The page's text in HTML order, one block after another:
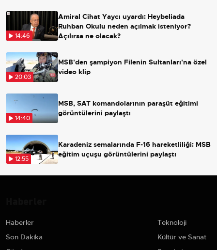
14:46
Amiral Cihat Yaycı uyardı: Heybeliada
Ruhban Okulu neden açılmak isteniyor?
Açılırsa ne olacak?
20:03
MSB'den şampiyon Filenin Sultanları'na özel
video klip
14:40
MSB, SAT komandolarının paraşüt eğitimi
görüntülerini paylaştı
12:55
Karadeniz semalarında F-16 hareketliliği: MSB
eğitim uçuşu görüntülerini paylaştı
Haberler
Son Dakika
Teknoloji
Kültür ve Sanat